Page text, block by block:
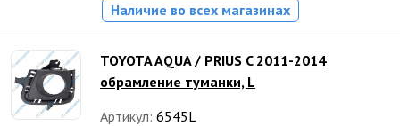
Наличие во всех магазинах
TOYOTA AQUA / PRIUS C 2011-2014
обрамление туманки, L
Артикул: 6545L